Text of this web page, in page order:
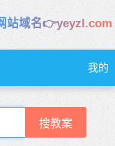
站域名👉yeyzl.com
我的
搜教案